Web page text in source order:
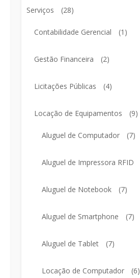
Serviços (28)
Contabilidade Gerencial (1)
Gestão Financeira (2)
Licitações Públicas (4)
Locação de Equipamentos (9)
Aluguel de Computador (7)
Aluguel de Impressora RFID
Aluguel de Notebook (7)
Aluguel de Smartphone (7)
Aluguel de Tablet (7)
Locação de Computador (6)